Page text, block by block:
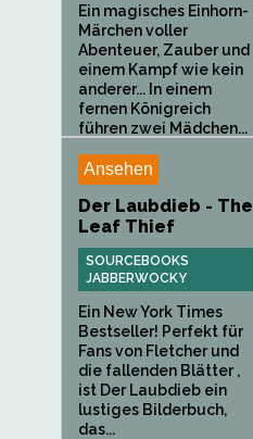
Ein magisches Einhorn-
Märchen voller
Abenteuer, Zauber und
einem Kampf wie kein
anderer... In einem
fernen Königreich
führen zwei Mädchen...
Ansehen
Der Laubdieb - The
Leaf Thief
SOURCEBOOKS
JABBERWOCKY
Ein New York Times
Bestseller! Perfekt für
Fans von Fletcher und
die fallenden Blätter ,
ist Der Laubdieb ein
lustiges Bilderbuch,
das...